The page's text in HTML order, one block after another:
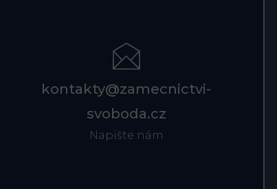
kontakty@zamecnictvi-
svoboda.cz
Napište nám